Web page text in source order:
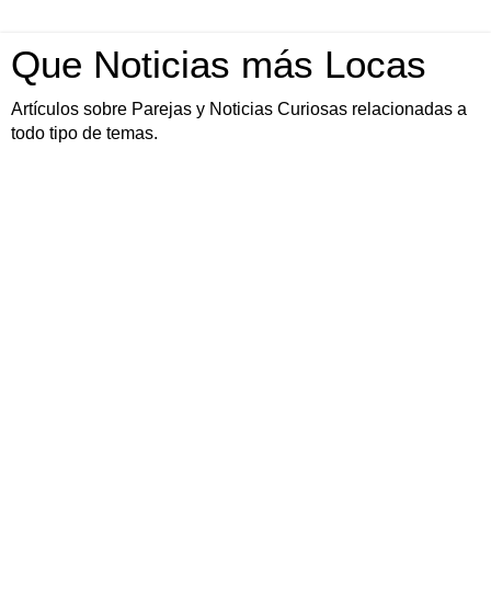
Que Noticias más Locas
Artículos sobre Parejas y Noticias Curiosas relacionadas a
todo tipo de temas.